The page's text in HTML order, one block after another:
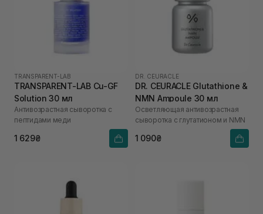
TRANSPARENT-LAB
TRANSPARENT-LAB Cu-GF
Solution 30 мл
Антивозрастная сыворотка с
пептидами меди
1 629₴
DR. CEURACLE
DR. CEURACLE Glutathione &
NMN Ampoule 30 мл
Осветляющая антивозрастная
сыворотка с глутатионом и NMN
1 090₴